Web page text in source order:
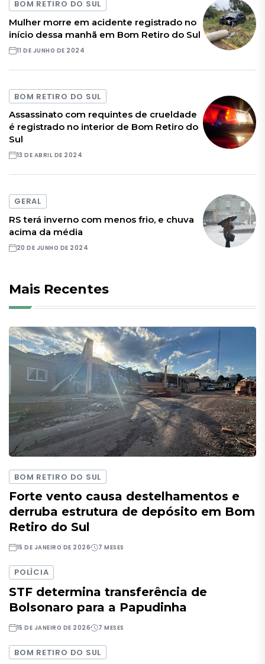
BOM RETIRO DO SUL
Mulher morre em acidente registrado no
início dessa manhã em Bom Retiro do Sul
11 DE JUNHO DE 2024
BOM RETIRO DO SUL
Assassinato com requintes de crueldade
é registrado no interior de Bom Retiro do
Sul
13 DE ABRIL DE 2024
GERAL
RS terá inverno com menos frio, e chuva
acima da média
20 DE JUNHO DE 2024
Mais Recentes
BOM RETIRO DO SUL
Forte vento causa destelhamentos e
derruba estrutura de depósito em Bom
Retiro do Sul
15 DE JANEIRO DE 2026 7 MESES
POLÍCIA
STF determina transferência de
Bolsonaro para a Papudinha
15 DE JANEIRO DE 2026 7 MESES
BOM RETIRO DO SUL